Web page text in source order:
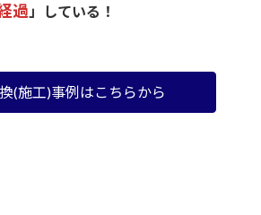
過 」している！
(施工)事例はこちらから